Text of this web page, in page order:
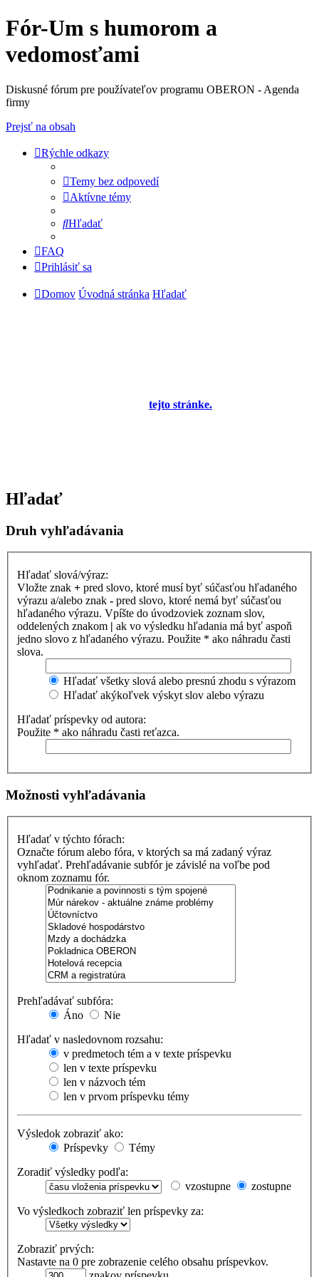
Fór-Um s humorom a
vedomosťami
Diskusné fórum pre používateľov programu OBERON - Agenda
firmy
Prejsť na obsah
Rýchle odkazy
Temy bez odpovedí
Aktívne témy
Hľadať
FAQ
Prihlásiť sa
Domov Úvodná stránka Hľadať
tejto stránke.
Hľadať
Druh vyhľadávania
Hľadať slová/výraz:
Vložte znak + pred slovo, ktoré musí byť súčasťou hľadaného
výrazu a/alebo znak - pred slovo, ktoré nemá byť súčasťou
hľadaného výrazu. Vpíšte do úvodzoviek zoznam slov,
oddelených znakom | ak vo výsledku hľadania má byť aspoň
jedno slovo z hľadaného výrazu. Použite * ako náhradu časti
slova.
Hľadať všetky slová alebo presnú zhodu s výrazom
Hľadať akýkoľvek výskyt slov alebo výrazu
Hľadať príspevky od autora:
Použite * ako náhradu časti reťazca.
Možnosti vyhľadávania
Hľadať v týchto fórach:
Označte fórum alebo fóra, v ktorých sa má zadaný výraz
vyhľadať. Prehľadávanie subfór je závislé na voľbe pod
oknom zoznamu fór.
Prehľadávať subfóra:
Áno
Nie
Hľadať v nasledovnom rozsahu:
v predmetoch tém a v texte príspevku
len v texte príspevku
len v názvoch tém
len v prvom príspevku témy
Výsledok zobraziť ako:
Príspevky
Témy
Zoradiť výsledky podľa:
vzostupne
zostupne
Vo výsledkoch zobraziť len príspevky za:
Zobraziť prvých:
Nastavte na 0 pre zobrazenie celého obsahu príspevkov.